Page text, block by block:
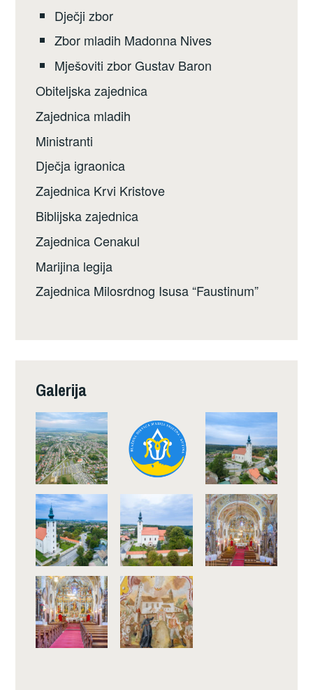
Dječji zbor
Zbor mladih Madonna Nives
Mješoviti zbor Gustav Baron
Obiteljska zajednica
Zajednica mladih
Ministranti
Dječja igraonica
Zajednica Krvi Kristove
Biblijska zajednica
Zajednica Cenakul
Marijina legija
Zajednica Milosrdnog Isusa “Faustinum”
Galerija